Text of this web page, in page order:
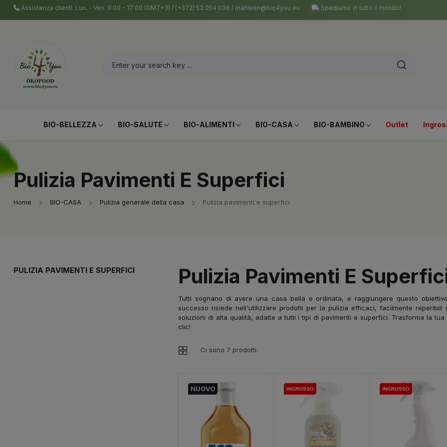
Assistenza clienti: Lun. - Ven. 9:00 - 17:00 (GMT+3) / (+372) 53 054 036 / marileen@bio4you.eu Spediamo in tutto il mondo!
BIO-BELLEZZA BIO-SALUTE BIO-ALIMENTI BIO-CASA BIO-BAMBINO Outlet
Pulizia Pavimenti E Superfici
Home BIO-CASA Pulizia generale della casa Pulizia pavimenti e superfici
PULIZIA PAVIMENTI E SUPERFICI Pulizia Pavimenti E
Tutti sognano di avere una casa bella e ordinata, e raggiungere questo
successo risiede nell'utilizzare prodotti per la pulizia efficaci, facilmente
soluzioni di alta qualità, adatte a tutti i tipi di pavimenti e superfici. Trasforma la
clic!
Ci sono 7 prodotti.
NUOVO INGROSSO
INGROSSO
INGROSSO
INGROSSO INGROSSO
INGROSSO
INGROSSO